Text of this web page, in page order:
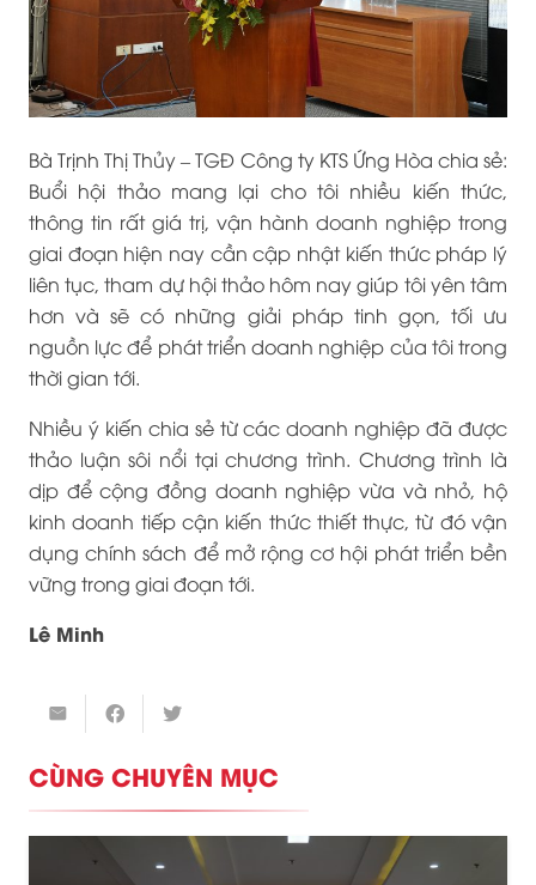
Bà Trịnh Thị Thủy – TGĐ Công ty KTS Ứng Hòa chia sẻ:
Buổi hội thảo mang lại cho tôi nhiều kiến thức,
thông tin rất giá trị, vận hành doanh nghiệp trong
giai đoạn hiện nay cần cập nhật kiến thức pháp lý
liên tục, tham dự hội thảo hôm nay giúp tôi yên tâm
hơn và sẽ có những giải pháp tinh gọn, tối ưu
nguồn lực để phát triển doanh nghiệp của tôi trong
thời gian tới.
Nhiều ý kiến chia sẻ từ các doanh nghiệp đã được
thảo luận sôi nổi tại chương trình. Chương trình là
dịp để cộng đồng doanh nghiệp vừa và nhỏ, hộ
kinh doanh tiếp cận kiến thức thiết thực, từ đó vận
dụng chính sách để mở rộng cơ hội phát triển bền
vững trong giai đoạn tới.
Lê Minh
CÙNG CHUYÊN MỤC